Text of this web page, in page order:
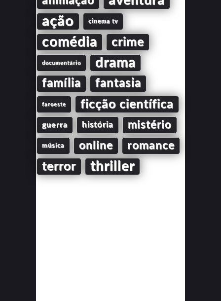
ação cinema tv
comédia crime
documentário drama
família fantasia
faroeste ficção científica
guerra história mistério
música online romance
terror thriller